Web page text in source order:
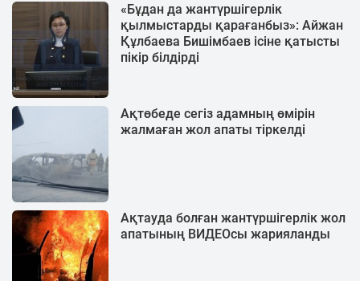
«Бұдан да жантүршігерлік
қылмыстарды қарағанбыз»: Айжан
Құлбаева Бишімбаев ісіне қатысты
пікір білдірді
Ақтөбеде сегіз адамның өмірін
жалмаған жол апаты тіркелді
Ақтауда болған жантүршігерлік жол
апатының ВИДЕОсы жарияланды